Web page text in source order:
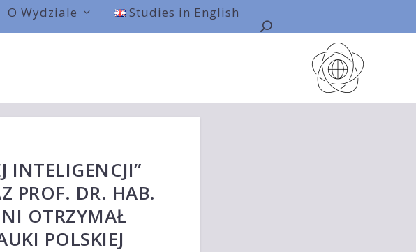
O Wydziale Studies in English
INTELIGENCJI”
PROF. DR. HAB.
OTRZYMAŁ
POLSKIEJ